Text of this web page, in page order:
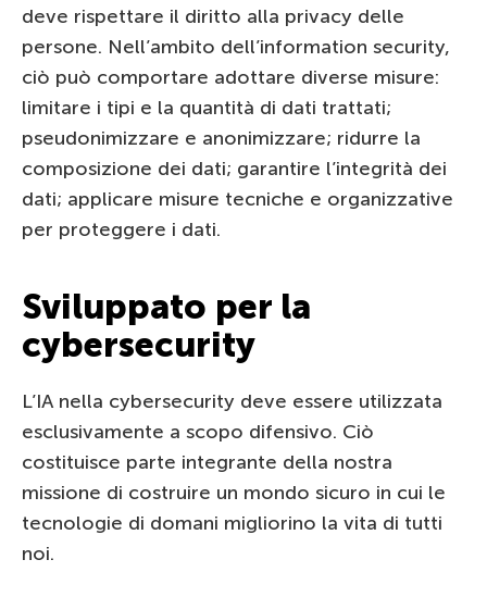
deve rispettare il diritto alla privacy delle
persone. Nell’ambito dell’information security,
ciò può comportare adottare diverse misure:
limitare i tipi e la quantità di dati trattati;
pseudonimizzare e anonimizzare; ridurre la
composizione dei dati; garantire l’integrità dei
dati; applicare misure tecniche e organizzative
per proteggere i dati.
Sviluppato per la
cybersecurity
L’IA nella cybersecurity deve essere utilizzata
esclusivamente a scopo difensivo. Ciò
costituisce parte integrante della nostra
missione di costruire un mondo sicuro in cui le
tecnologie di domani migliorino la vita di tutti
noi.